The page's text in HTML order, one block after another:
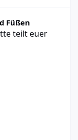
Füßen
teilt euer